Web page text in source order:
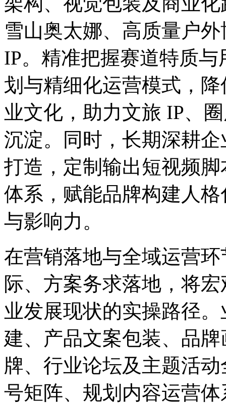
雪山奥太娜、高质量户
IP。精准把握赛道特质
划与精细化运营模式，
业文化，助力文旅 IP、
沉淀。同时，长期深耕
打造，定制输出短视频
体系，赋能品牌构建人
与影响力。
在营销落地与全域运营
际、方案务求落地，将
业发展现状的实操路径
建、产品文案包装、品
牌、行业论坛及主题活
号矩阵、规划内容运营